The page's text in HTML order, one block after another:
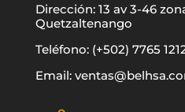
Dirección: 13 av 3-46
Quetzaltenango
Teléfono: (+502) 7765
Email: